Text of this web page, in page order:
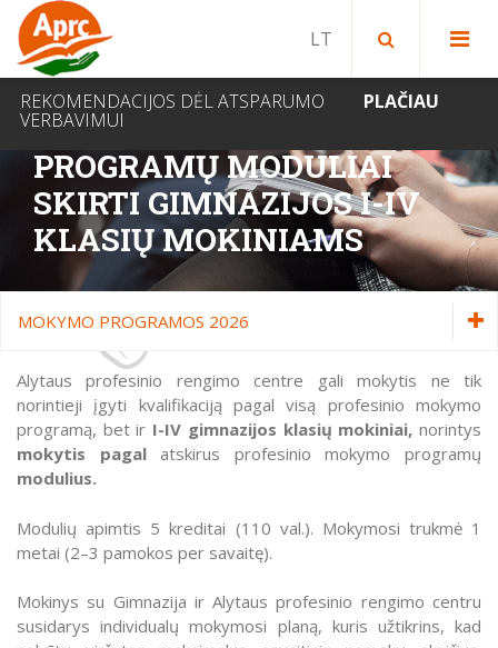
REKOMENDACIJOS DĖL ATSPARUMO
VERBAVIMUI
PLAČIAU
Paieška bibliotekoje
PROFESINIO MOKYMO
PROGRAMŲ MODULIAI
SKIRTI GIMNAZIJOS I-IV
KLASIŲ MOKINIAMS
MOKYMO PROGRAMOS 2026
Stojantiesiems
Mokymo programos 2026
Bendrasis ugdymas
Pirminis profesinis mokymas
Moduliai gimnazijų mokiniams
Profesinio mokymo programų moduliai skirti gimnazijos I-
IV klasių mokiniams
Kodėl verta rinktis profesinį mokymą?
Alytaus profesinio rengimo centre gali mokytis ne tik
norintieji įgyti kvalifikaciją pagal visą profesinio mokymo
programą, bet ir I-IV gimnazijos klasių mokiniai, norintys
mokytis pagalatskirus profesinio mokymo programų
modulius.
Modulių apimtis 5 kreditai (110 val.). Mokymosi trukmė 1
metai (2–3 pamokos per savaitę).
Mokinys su Gimnazija ir Alytaus profesinio rengimo centru
susidarys individualų mokymosi planą, kuris užtikrins, kad